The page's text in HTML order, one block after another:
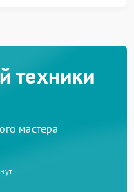
техники
мастера